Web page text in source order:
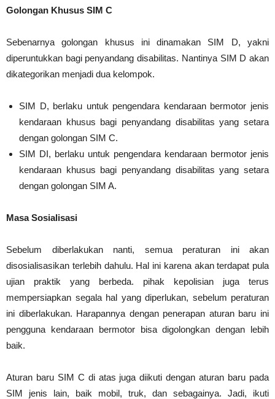
Golongan Khusus SIM C
Sebenarnya golongan khusus ini dinamakan SIM D, yakni
diperuntukkan bagi penyandang disabilitas. Nantinya SIM D akan
dikategorikan menjadi dua kelompok.
SIM D, berlaku untuk pengendara kendaraan bermotor jenis
kendaraan khusus bagi penyandang disabilitas yang setara
dengan golongan SIM C.
SIM DI, berlaku untuk pengendara kendaraan bermotor jenis
kendaraan khusus bagi penyandang disabilitas yang setara
dengan golongan SIM A.
Masa Sosialisasi
Sebelum diberlakukan nanti, semua peraturan ini akan
disosialisasikan terlebih dahulu. Hal ini karena akan terdapat pula
ujian praktik yang berbeda. pihak kepolisian juga terus
mempersiapkan segala hal yang diperlukan, sebelum peraturan
ini diberlakukan. Harapannya dengan penerapan aturan baru ini
pengguna kendaraan bermotor bisa digolongkan dengan lebih
baik.
Aturan baru SIM C di atas juga diikuti dengan aturan baru pada
SIM jenis lain, baik mobil, truk, dan sebagainya. Jadi, ikuti